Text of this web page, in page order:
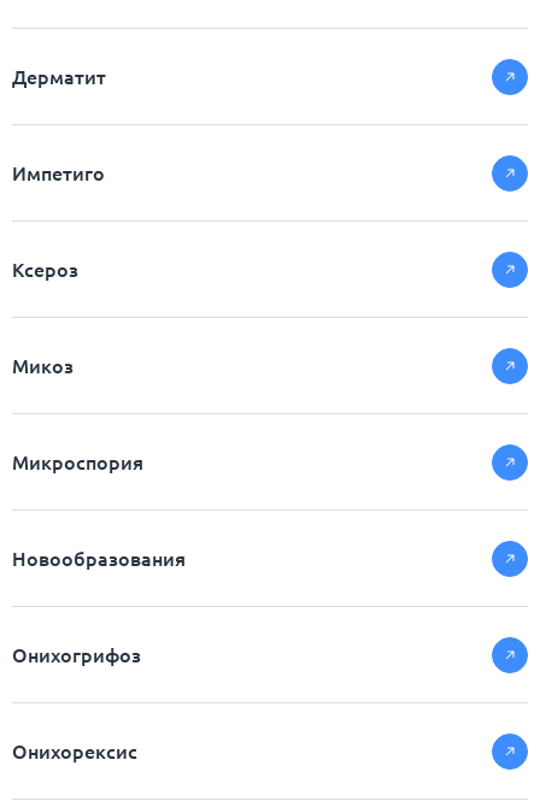
Дерматит
Импетиго
Ксероз
Микоз
Микроспория
Новообразования
Онихогрифоз
Онихорексис